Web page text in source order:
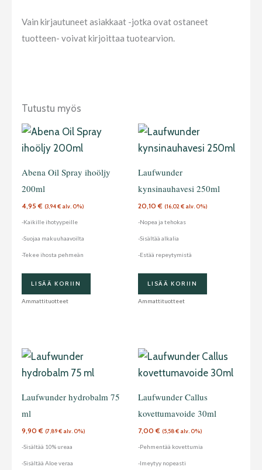
Vain kirjautuneet asiakkaat -jotka ovat ostaneet
tuotteen- voivat kirjoittaa tuotearvion.
Tutustu myös
Abena Oil Spray ihoöljy
200ml
4,95€ (3,94€ alv. 0%)
-Kaikille ihotyypeille
-Suojaa makuuhaavoilta
-Tekee ihosta pehmeän
LISÄÄ KORIIN
Ammattituotteet
Laufwunder
kynsinauhavesi 250ml
20,10€ (16,02 € alv. 0%)
-Nopea ja tehokas
-Sisältää alkalia
-Estää repeytymistä
LISÄÄ KORIIN
Ammattituotteet
Laufwunder hydrobalm 75
ml
9,90€ (7,89€ alv. 0%)
-Sisältää 10% ureaa
-Sisältää Aloe veraa
Laufwunder Callus
kovettumavoide 30ml
7,00€ (5,58€ alv. 0%)
-Pehmentää kovettumia
-Imeytyy nopeasti